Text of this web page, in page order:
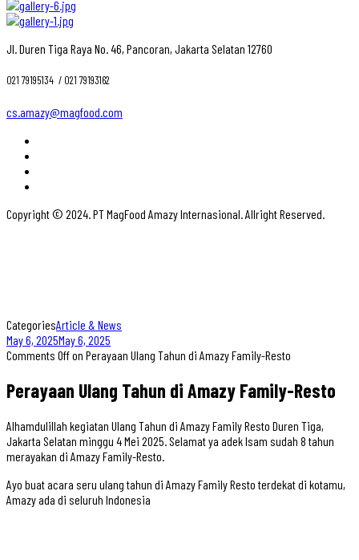
Jl. Duren Tiga Raya No. 46, Pancoran, Jakarta Selatan 12760
021 79195134 ‎ / 021 79193162
cs.amazy@magfood.com
Copyright © 2024. PT MagFood Amazy Internasional. Allright Reserved.
CategoriesArticle & News
May 6, 2025May 6, 2025
Comments Offon Perayaan Ulang Tahun di Amazy Family-Resto
Perayaan Ulang Tahun di Amazy Family-Resto
Alhamdulillah kegiatan Ulang Tahun di Amazy Family Resto Duren Tiga,
Jakarta Selatan minggu 4 Mei 2025. Selamat ya adek Isam sudah 8 tahun
merayakan di Amazy Family-Resto.
Ayo buat acara seru ulang tahun di Amazy Family Resto terdekat di kotamu,
Amazy ada di seluruh Indonesia